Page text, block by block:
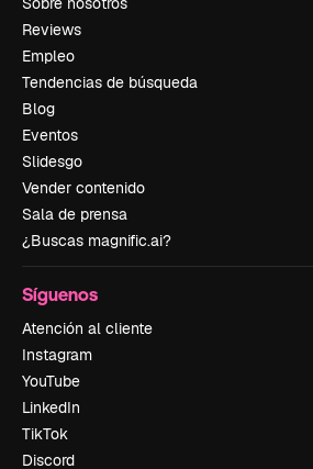
Reviews
Empleo
Tendencias de búsqueda
Blog
Eventos
Slidesgo
Vender contenido
Sala de prensa
¿Buscas magnific.ai?
Síguenos
Atención al cliente
Instagram
YouTube
LinkedIn
TikTok
Discord